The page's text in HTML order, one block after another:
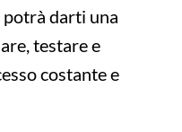
darti una
testare e
costante e